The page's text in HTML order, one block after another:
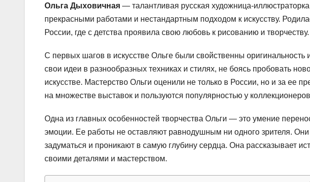
Ольга Дыховичная — талантливая русская художница-
прекрасными работами и нестандартным подходом к искусству.
России, где с детства проявила свою любовь к рисованию и творчеству.
С первых шагов в искусстве Ольге были свойственны
свои идеи в разнообразных техниках и стилях, не боясь пробовать
искусстве. Мастерство Ольги оценили не только в России, но и за ее
на множестве выставок и пользуются популярностью у
Одна из главных особенностей творчества Ольги — это умение
эмоции. Ее работы не оставляют равнодушным ни одного зрителя.
задуматься и проникают в самую глубину сердца. Она рассказывает
своими деталями и мастерством.